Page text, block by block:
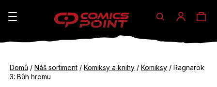
Hledat
Domů / Náš sortiment / Komiksy a knihy / Komiksy / Ragnarök
3: Bůh hromu
K
do
do